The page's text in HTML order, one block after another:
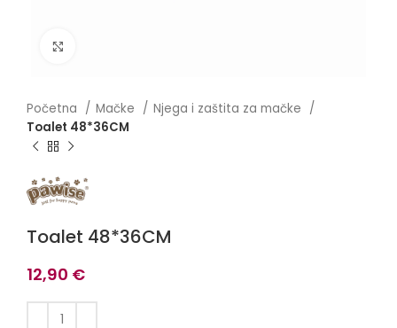
Početna Mačke
Njega i zaštita za mačke
Toalet 48*36CM
Toalet 48*36CM
12,90 €